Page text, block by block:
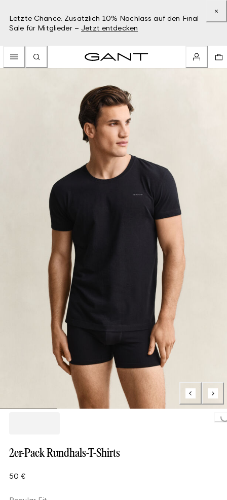
Letzte Chance: Zusätzlich 10% Nachlass auf den Final
Sale für Mitglieder – Jetzt entdecken
Loading...
2er-Pack Rundhals-T-Shirts
50 €